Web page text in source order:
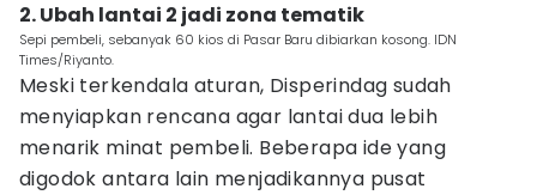
2. Ubah lantai 2 jadi zona tematik
Sepi pembeli, sebanyak 60 kios di Pasar Baru dibiarkan kosong. IDN
Times/Riyanto.
Meski terkendala aturan, Disperindag sudah
menyiapkan rencana agar lantai dua lebih
menarik minat pembeli. Beberapa ide yang
digodok antara lain menjadikannya pusat